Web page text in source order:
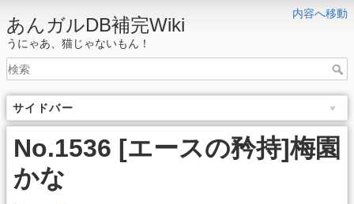
内容へ移動
あんガルDB補完Wiki
うにゃあ、猫じゃないもん！
サイドバー
No.1536 [エースの矜持]梅園
かな